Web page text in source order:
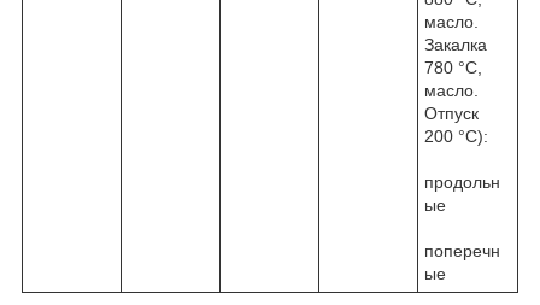
масло.
Закалка
780 °С,
масло.
Отпуск
200 °С):
продольн
ые
поперечн
ые